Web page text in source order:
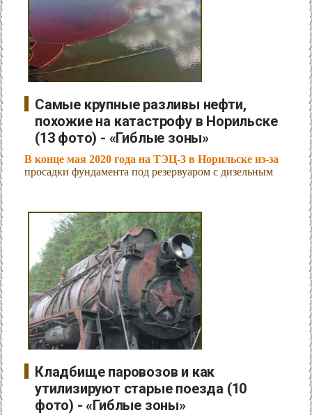
Самые крупные разливы нефти,
похожие на катастрофу в Норильске
(13 фото) - «Гиблые зоны»
В конце мая 2020 года на ТЭЦ-3 в Норильске из-за
просадки фундамента под резервуаром с дизельным
Кладбище паровозов и как
утилизируют старые поезда (10
фото) - «Гиблые зоны»